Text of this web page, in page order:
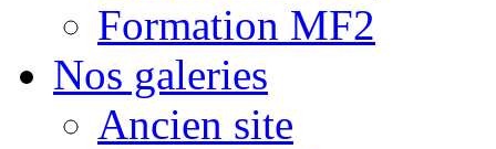
Formation MF2
Nos galeries
Ancien site